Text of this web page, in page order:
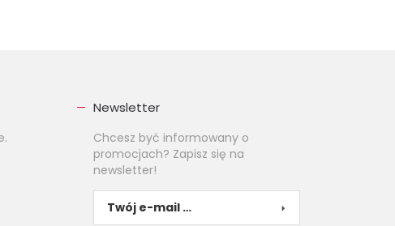
Newsletter
Chcesz być informowany o
promocjach? Zapisz się na
newsletter!